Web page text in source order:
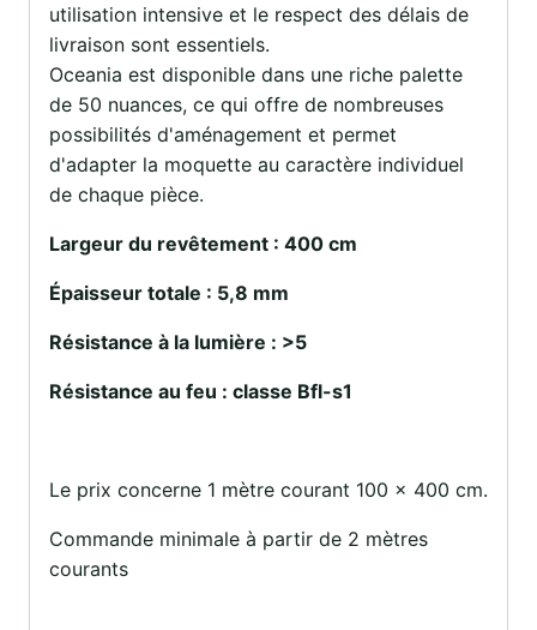
utilisation intensive et le respect des délais de
livraison sont essentiels.
Oceania est disponible dans une riche palette
de 50 nuances, ce qui offre de nombreuses
possibilités d'aménagement et permet
d'adapter la moquette au caractère individuel
de chaque pièce.
Largeur du revêtement : 400 cm
Épaisseur totale : 5,8 mm
Résistance à la lumière : >5
Résistance au feu : classe Bfl-s1
Le prix concerne 1 mètre courant 100 x 400 cm.
Commande minimale à partir de 2 mètres
courants